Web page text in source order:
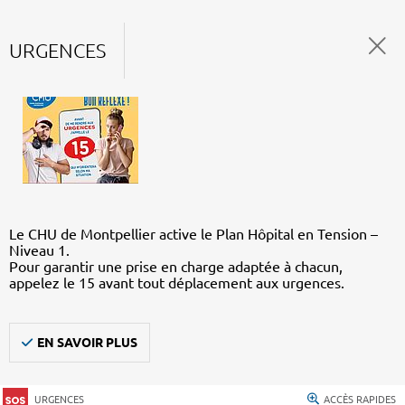
URGENCES
Le CHU de Montpellier active le Plan Hôpital en Tension –
Niveau 1.
Pour garantir une prise en charge adaptée à chacun,
appelez le 15 avant tout déplacement aux urgences.
EN SAVOIR PLUS
URGENCES ACCÈS RAPIDES